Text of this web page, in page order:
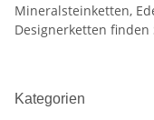
Mineralsteinketten,
Designerketten finden
Kategorien